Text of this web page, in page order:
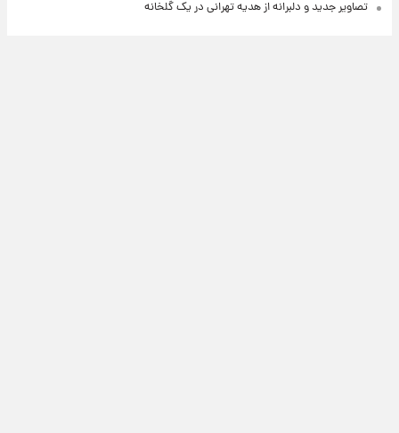
تصاویر جدید و دلبرانه از هدیه تهرانی در یک گلخانه